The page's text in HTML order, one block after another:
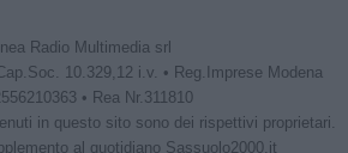
Radio Multimedia srl
10.329,12 i.v. • Reg.Imprese Modena
• Rea Nr.311810
in questo sito sono dei rispettivi proprietari.
al quotidiano Sassuolo2000.it